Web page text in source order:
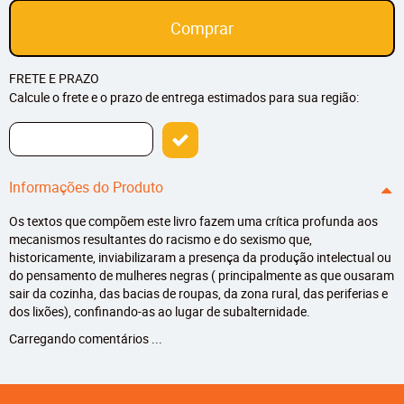
Comprar
FRETE E PRAZO
Calcule o frete e o prazo de entrega estimados para sua região:
Informações do Produto
Os textos que compõem este livro fazem uma crítica profunda aos
mecanismos resultantes do racismo e do sexismo que,
historicamente, inviabilizaram a presença da produção intelectual ou
do pensamento de mulheres negras ( principalmente as que ousaram
sair da cozinha, das bacias de roupas, da zona rural, das periferias e
dos lixões), confinando-as ao lugar de subalternidade.
Carregando comentários ...